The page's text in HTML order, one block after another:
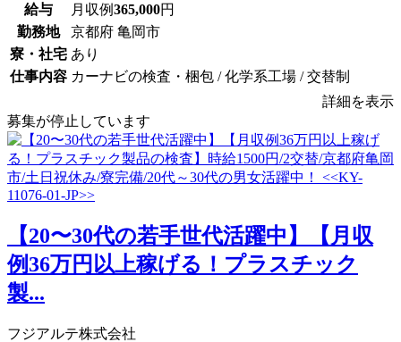
給与 月収例365,000円
勤務地
京都府 亀岡市
寮・社宅 あり
仕事内容 カーナビの検査・梱包 / 化学系工場 / 交替制
詳細を表示
募集が停止しています
【20〜30代の若手世代活躍中】【月収
例36万円以上稼げる！プラスチック
製...
フジアルテ株式会社